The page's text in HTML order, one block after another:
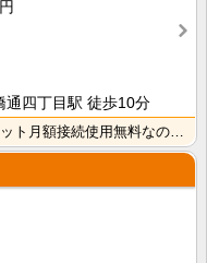
通四丁目駅 徒歩10分